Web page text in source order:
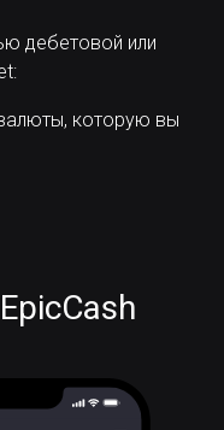
дебетовой или
которую вы